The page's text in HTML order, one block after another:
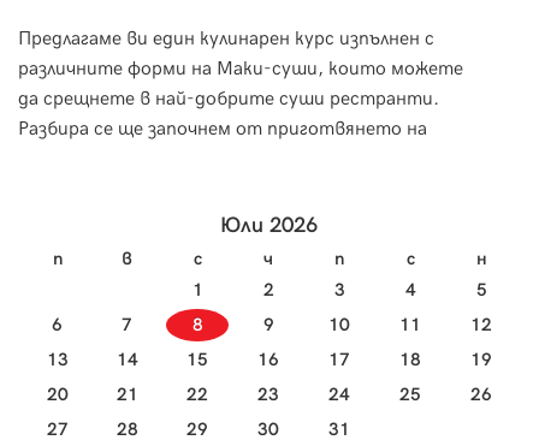
Предлагаме ви един кулинарен курс изпълнен с
различните форми на Маки-суши, които можете
да срещнете в най-добрите суши рестранти.
Разбира се ще започнем от приготвянето на
Юли 2026
п в с ч п с
н
1
2 3 4
5
6
7 8 9 10 11
12
13
14 15 16 17 18
19
20
21 22 23 24 25
26
27
28 29 30 31